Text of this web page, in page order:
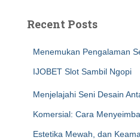
Recent Posts
Menemukan Pengalaman
IJOBET Slot Sambil Ngopi
Menjelajahi Seni Desain
Komersial: Cara
Estetika Mewah, dan